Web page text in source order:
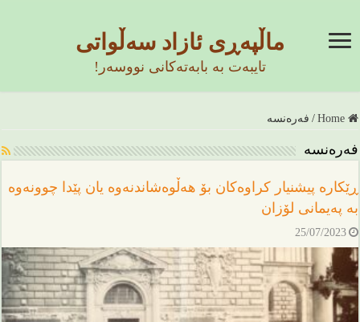
ماڵپەڕی ئازاد سەڵواتی
تایبەت بە بابەتەکانی نووسەر!
Home
/ فەرەنسە
فەرەنسە
ڕێکارە پیشنیار کراوەکان بۆ هەڵوەشاندنەوە یان پێدا چوونەوە
بە پەیمانی لۆزان
25/07/2023